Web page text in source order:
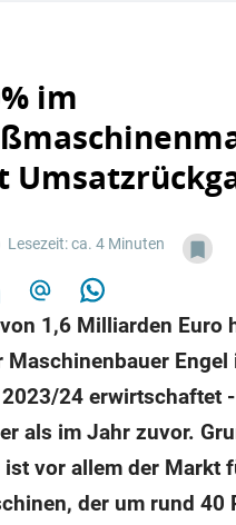
im
Lesezeit: ca. 4 Minuten
1,6 Milliarden Euro
Maschinenbauer Engel
24 erwirtschaftet
als im Jahr zuvor.
ist vor allem der Markt
der um rund 40